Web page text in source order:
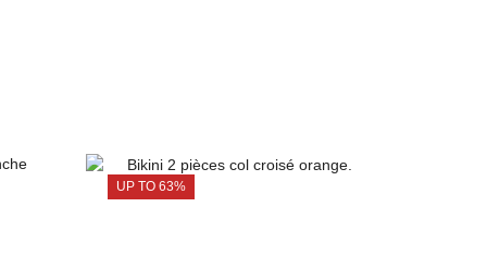
UP TO 63%